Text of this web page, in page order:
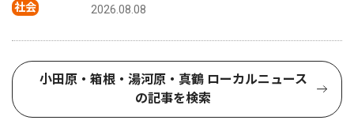
社会 2026.08.08
小田原・箱根・湯河原・真鶴 ローカルニュース
の記事を検索